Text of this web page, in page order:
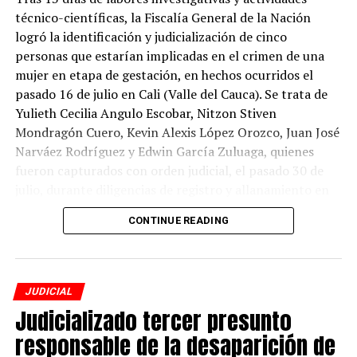
reservado de la información consultada y descargada.
El procesado no aceptó los cargos y, por disposición
judicial, le fue impuesta medida de aseguramiento
privativa de la libertad en establecimiento carcelario.
ADVERTISEMENT
técnico-científicas, la Fiscalía General de la Nación
logró la identificación y judicialización de cinco
personas que estarían implicadas en el crimen de una
mujer en etapa de gestación, en hechos ocurridos el
pasado 16 de julio en Cali (Valle del Cauca). Se trata de
Yulieth Cecilia Angulo Escobar, Nitzon Stiven
Mondragón Cuero, Kevin Alexis López Orozco, Juan José
Narváez Rodríguez y Edwin García Zuluaga, quienes
fueron capturados con orden judicial, el pasado 30 de
Valle del Cauca.
que se encontraba en estado de gestación, la Fiscalía
activó el Mecanismo de Búsqueda Urgente (MBU) y
Alerta Rosa por el delito de desaparición forzada.
Posteriormente, el 20 de julio, el Cuerpo Técnico de
CONTINUE READING
JUDICIAL
Judicializado tercer presunto
responsable de la desaparición de